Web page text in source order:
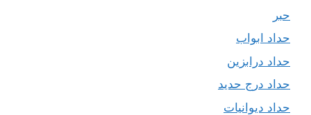
حبر
حداد ابواب
حداد درابزين
حداد درج حديد
حداد ديوانيات